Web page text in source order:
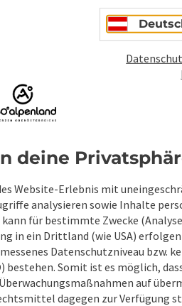
Art.
vom
Gästezentrum Bad Hall (Trinkhalle)
Das
deine
Website-Erlebnis mit
analysieren sowie Inhalte
für bestimmte Zwecke
in ein Drittland (wie USA) erfolgen
Datenschutzniveau bzw.
bestehen. Somit ist es möglich,
auf
dagegen zur Verfügung